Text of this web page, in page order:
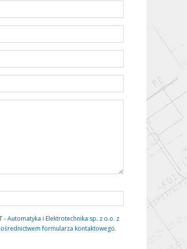
- Automatyka i Elektrotechnika sp. z o.o. z
formularza kontaktowego.